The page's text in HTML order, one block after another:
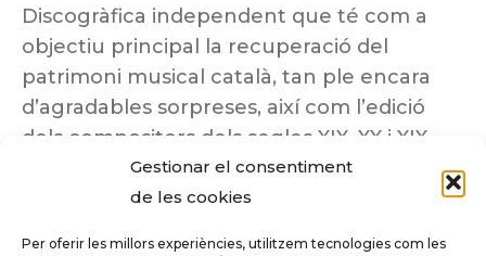
Gestionar el consentiment
de les cookies
Per oferir les millors experiències, utilitzem tecnologies com les
Discogràfica independent que té com a
objectiu principal la recuperació del
patrimoni musical català, tan ple encara
d’agradables sorpreses, així com l’edició
dels compositors dels segles XIX, XX i XIX
insuficientment coneguts.